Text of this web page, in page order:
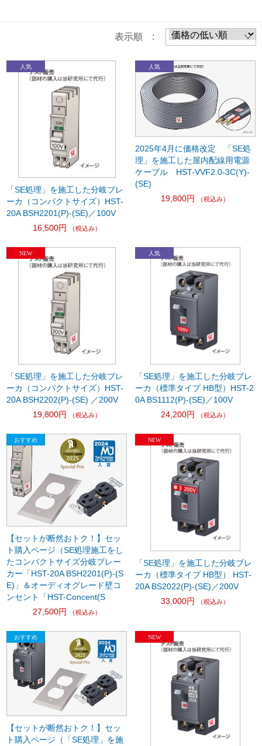
表示順 :
「SE処理」を施工した分岐ブレ
ーカ（コンパクトサイズ）HST-
20A BSH2201(P)-(SE)／100V
16,500円
（税込み）
2025年4月に価格改定 「SE処
理」を施工した屋内配線用電源
ケーブル HST-VVF2.0-3C(Y)-
(SE)
19,800円
（税込み）
「SE処理」を施工した分岐ブレ
ーカ（コンパクトサイズ）HST-
20A BSH2202(P)-(SE) ／200V
19,800円
（税込み）
「SE処理」を施工した分岐ブレ
ーカ（標準タイプ HB型）HST-2
0A BS1112(P)-(SE)／100V
24,200円
（税込み）
【セットが断然おトク！】セッ
ト購入ページ（SE処理施工をし
たコンパクトサイズ分岐ブレー
カー「HST-20A BSH2201(P)-(S
E)」＆オーディオグレード壁コ
ンセント「HST-Concent(S
27,500円
（税込み）
「SE処理」を施工した分岐ブレ
ーカ（標準タイプ HB型） HST-
20A BS2022(P)-(SE)／200V
33,000円
（税込み）
【セットが断然おトク！】セッ
ト購入ページ（「SE処理」を施